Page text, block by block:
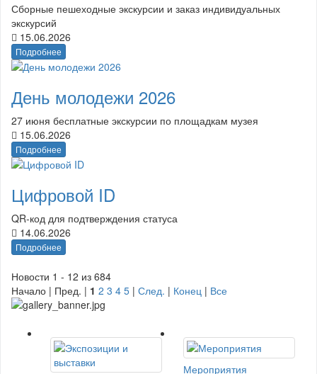
Сборные пешеходные экскурсии и заказ индивидуальных
экскурсий
15.06.2026
Подробнее
День молодежи 2026
27 июня бесплатные экскурсии по площадкам музея
15.06.2026
Подробнее
Цифровой ID
QR-код для подтверждения статуса
14.06.2026
Подробнее
Новости 1 - 12 из 684
Начало | Пред. | 1 2 3 4 5 | След. | Конец | Все
Мероприятия